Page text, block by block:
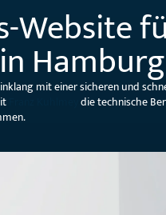
Website
Hamburg
mit einer sicheren und
die technische